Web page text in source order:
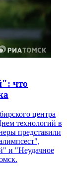
что
центра
технологий в
представили
и "Неудачное